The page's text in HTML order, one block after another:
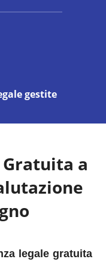
gestite
Gratuita a
legale gratuita